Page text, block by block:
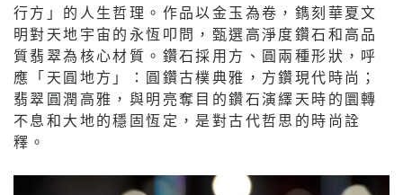
行方」的人生哲理。作品以金玉為卷，鐫刻華夏文
明對天地宇宙的永恆叩問，甄選高淨度鑽石和高品
質翡翠為核心材質。鑽石採用方、圓兩種形狀，呼
應「天圓地方」：圓鑽古樸典雅，方鑽現代時尚；
翡翠圓潤高雅，與明亮奪目的鑽石演繹天時的圜轉
不息和大地的穩固恆定，是對古代哲思的時尚詮
釋。